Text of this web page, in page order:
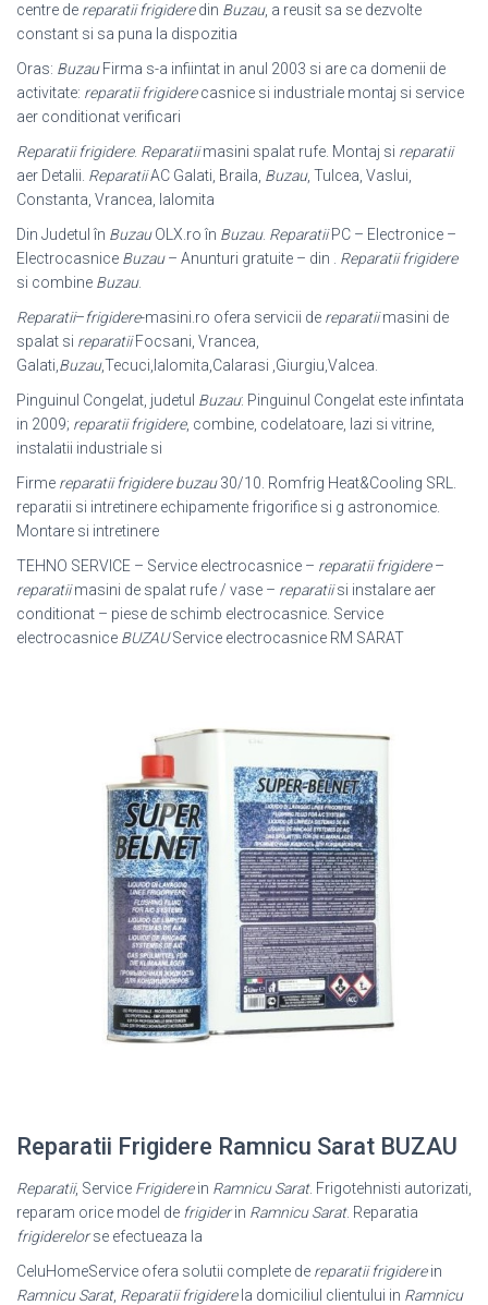
centre de reparatii frigideredin Buzau, a reusit sa se dezvolte
constant si sa puna la dispozitia
Oras: BuzauFirma s-a infiintat in anul 2003 si are ca domenii de
activitate: reparatii frigiderecasnice si industriale montaj si service
aer conditionat verificari
Reparatii frigidere. Reparatiimasini spalat rufe. Montaj si reparatii
aer Detalii. ReparatiiAC Galati, Braila, Buzau, Tulcea, Vaslui,
Constanta, Vrancea, Ialomita
Din Judetul în BuzauOLX.ro în Buzau. ReparatiiPC – Electronice –
Electrocasnice Buzau– Anunturi gratuite – din . Reparatii frigidere
si combine Buzau.
Reparatii–frigidere-masini.ro ofera servicii de reparatiimasini de
spalat si reparatiiFocsani, Vrancea,
Galati, Buzau,Tecuci,Ialomita,Calarasi ,Giurgiu, Valcea.
Pinguinul Congelat, judetul Buzau: Pinguinul Congelat este infintata
in 2009; reparatii frigidere, combine, codelatoare, lazi si vitrine,
instalatii industriale si
Firme reparatii frigidere buzau30/10. Romfrig Heat&Cooling SRL.
reparatii si intretinere echipamente frigorifice si g astronomice.
Montare si intretinere
TEHNO SERVICE – Service electrocasnice – reparatii frigidere–
reparatiimasini de spalat rufe / vase – reparatiisi instalare aer
conditionat – piese de schimb electrocasnice. Service
electrocasnice BUZAUService electrocasnice RM SARAT
Reparatii Frigidere Ramnicu Sarat BUZAU
Reparatii, Service Frigiderein Ramnicu Sarat. Frigotehnisti autorizati,
reparam orice model de frigiderin Ramnicu Sarat. Reparatia
frigiderelorse efectueaza la
CeluHomeService ofera solutii complete de reparatii frigiderein
Ramnicu Sarat, Reparatii frigiderela domiciliul clientului in Ramnicu